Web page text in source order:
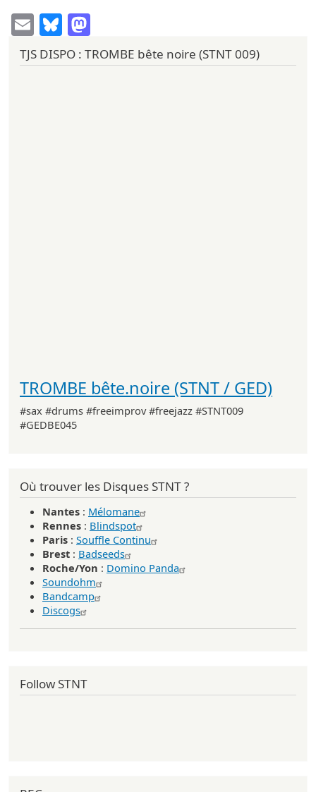
EmailBluesky
TJS DISPO : TROMBE bête noire (STNT 009)
TROMBE bête.noire (STNT / GED)
#sax #drums #freeimprov #freejazz #STNT009
#GEDBE045
Où trouver les Disques STNT ?
Nantes : Mélomane
Rennes : Blindspot
Paris : Souffle Continu
Brest : Badseeds
Roche/Yon : Domino Panda
Soundohm
Bandcamp
Discogs
Follow STNT